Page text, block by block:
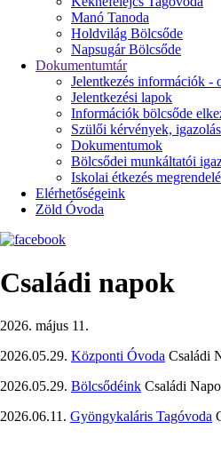
Manó Tanoda
Holdvilág Bölcsőde
Napsugár Bölcsőde
Dokumentumtár
Jelentkezés információk -
Jelentkezési lapok
Információk bölcsőde
Szülői kérvények,
Dokumentumok
Bölcsődei munkáltatói
Iskolai étkezés
Elérhetőségeink
Zöld Óvoda
Családi napok
2026. május 11.
2026.05.29. Központi Óvoda Családi
2026.05.29. Bölcsődéink Családi
2026.06.11. Gyöngykaláris Tagóvoda